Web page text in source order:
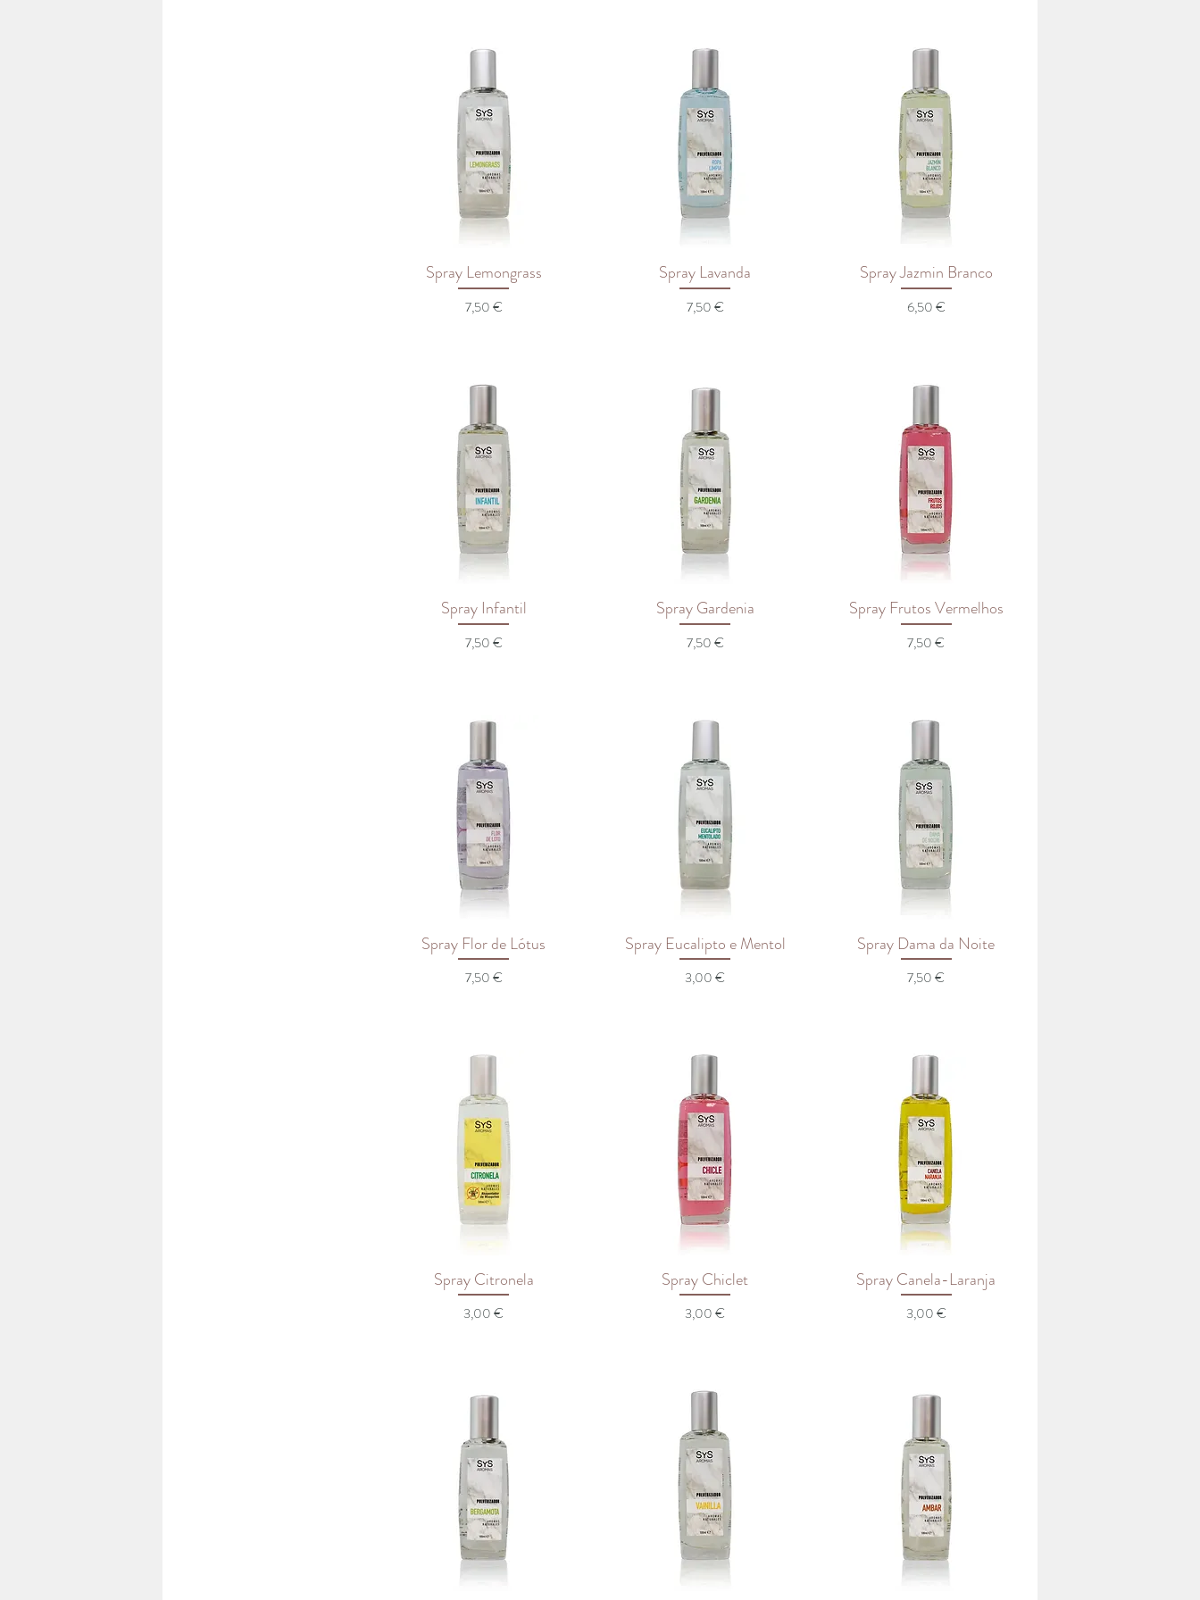
Spray Lemongrass
Preço
7,50 €
Spray Lavanda
Preço
7,50 €
Spray Jazmin Branco
Preço
6,50 €
Spray Infantil
Preço
7,50 €
Spray Gardenia
Preço
7,50 €
Spray Frutos Vermelhos
Preço
7,50 €
Spray Flor de Lótus
Preço
7,50 €
Spray Eucalipto e Mentol
Preço
3,00 €
Spray Dama da Noite
Preço
7,50 €
Spray Citronela
Preço
3,00 €
Spray Chiclet
Preço
3,00 €
Spray Canela-Laranja
Preço
3,00 €